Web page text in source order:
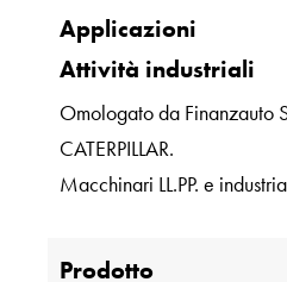
Applicazioni
Attività industriali
Omologato da Finanzauto
CATERPILLAR.
Macchinari LL.PP. e
Prodotto